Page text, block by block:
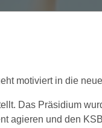
motiviert in die
Das Präsidium
agieren und den